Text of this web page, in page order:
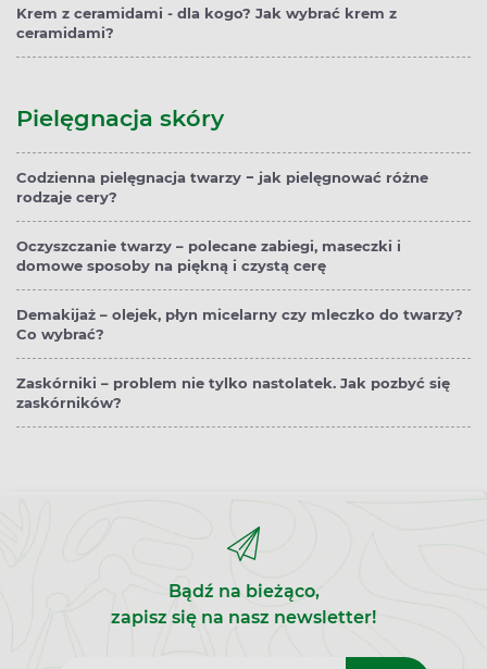
Krem z ceramidami - dla kogo? Jak wybrać krem z
ceramidami?
Pielęgnacja skóry
Codzienna pielęgnacja twarzy − jak pielęgnować różne
rodzaje cery?
Oczyszczanie twarzy – polecane zabiegi, maseczki i
domowe sposoby na piękną i czystą cerę
Demakijaż – olejek, płyn micelarny czy mleczko do twarzy?
Co wybrać?
Zaskórniki – problem nie tylko nastolatek. Jak pozbyć się
zaskórników?
Bądź na bieżąco,
zapisz się na nasz newsletter!